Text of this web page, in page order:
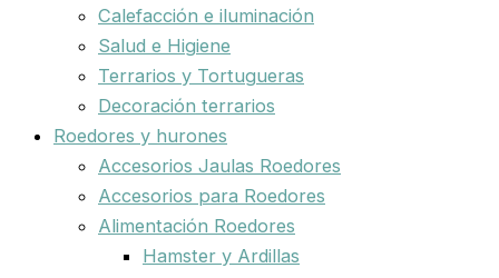
Calefacción e iluminación
Salud e Higiene
Terrarios y Tortugueras
Decoración terrarios
Roedores y hurones
Accesorios Jaulas Roedores
Accesorios para Roedores
Alimentación Roedores
Hamster y Ardillas